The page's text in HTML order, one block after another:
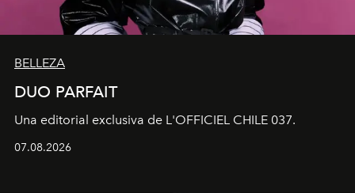
BELLEZA
DUO PARFAIT
Una editorial exclusiva de L'OFFICIEL CHILE 037.
07.08.2026